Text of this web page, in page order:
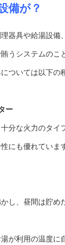
備が？
器具や給湯設備
うシステムのこ
ついては以下の
ー
分な火力のタイ
にも優れていま
し、昼間は貯め
が利用の温度に